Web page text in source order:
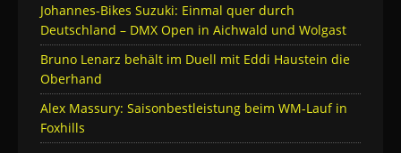
Johannes-Bikes Suzuki: Einmal quer durch
Deutschland – DMX Open in Aichwald und Wolgast
Bruno Lenarz behält im Duell mit Eddi Haustein die
Oberhand
Alex Massury: Saisonbestleistung beim WM-Lauf in
Foxhills